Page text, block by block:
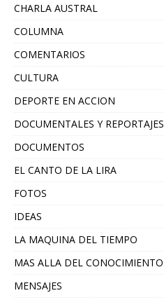
CHARLA AUSTRAL
COLUMNA
COMENTARIOS
CULTURA
DEPORTE EN ACCION
DOCUMENTALES Y REPORTAJES
DOCUMENTOS
EL CANTO DE LA LIRA
FOTOS
IDEAS
LA MAQUINA DEL TIEMPO
MAS ALLA DEL CONOCIMIENTO
MENSAJES